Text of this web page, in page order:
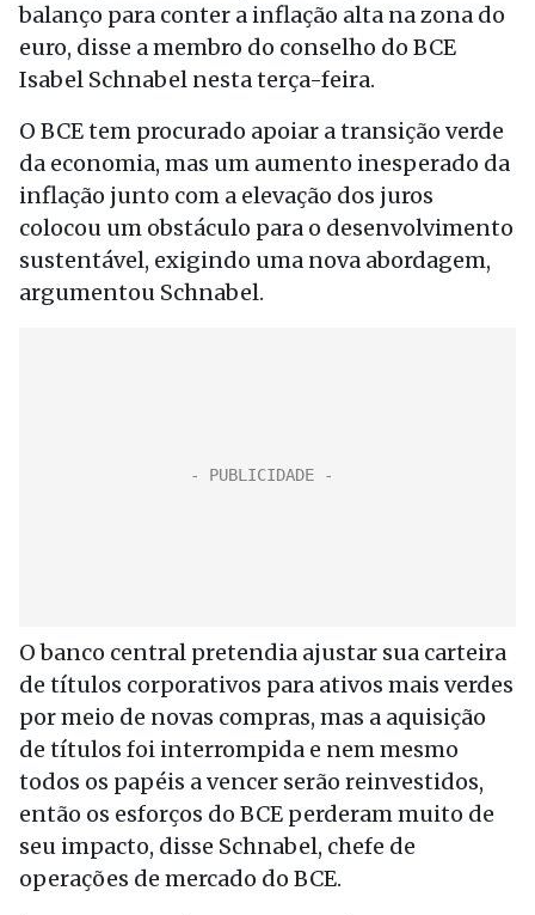
balanço para conter a inflação alta na zona do
euro, disse a membro do conselho do BCE
Isabel Schnabel nesta terça-feira.
O BCE tem procurado apoiar a transição verde
da economia, mas um aumento inesperado da
inflação junto com a elevação dos juros
colocou um obstáculo para o desenvolvimento
sustentável, exigindo uma nova abordagem,
argumentou Schnabel.
O banco central pretendia ajustar sua carteira
de títulos corporativos para ativos mais verdes
por meio de novas compras, mas a aquisição
de títulos foi interrompida e nem mesmo
todos os papéis a vencer serão reinvestidos,
então os esforços do BCE perderam muito de
seu impacto, disse Schnabel, chefe de
operações de mercado do BCE.